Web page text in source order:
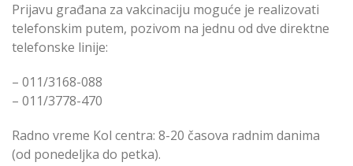
Prijavu građana za vakcinaciju moguće je realizovati
telefonskim putem, pozivom na jednu od dve direktne
telefonske linije:
– 011/3168-088
– 011/3778-470
Radno vreme Kol centra: 8-20 časova radnim danima
(od ponedeljka do petka).